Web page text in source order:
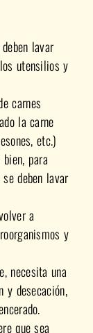
lavar
utensilios y
carnes
la carne
etc.)
para
deben lavar
a
y
necesita una
y desecación,
que sea